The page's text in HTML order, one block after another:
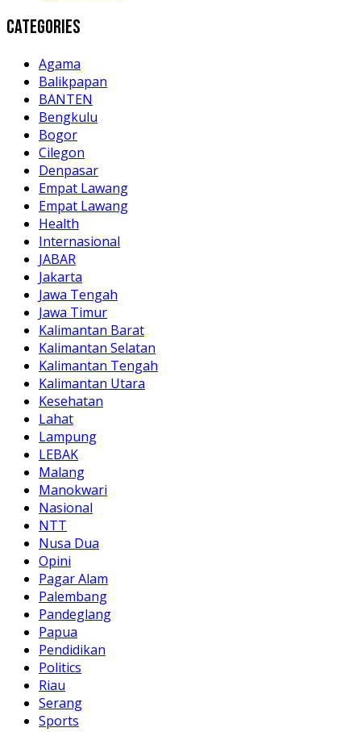
Categories
Agama
Balikpapan
BANTEN
Bengkulu
Bogor
Cilegon
Denpasar
Empat Lawang
Empat Lawang
Health
Internasional
JABAR
Jakarta
Jawa Tengah
Jawa Timur
Kalimantan Barat
Kalimantan Selatan
Kalimantan Tengah
Kalimantan Utara
Kesehatan
Lahat
Lampung
LEBAK
Malang
Manokwari
Nasional
NTT
Nusa Dua
Opini
Pagar Alam
Palembang
Pandeglang
Papua
Pendidikan
Politics
Riau
Serang
Sports